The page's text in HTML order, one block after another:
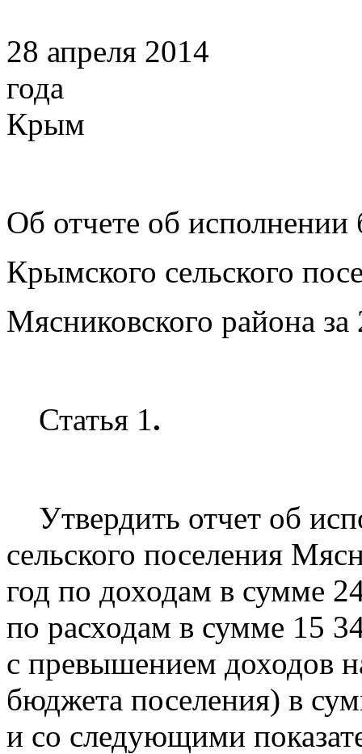
28 апреля 2014
Крым
Об отчете об исполнении
Крымского сельского
Мясниковского района за
Статья 1.
Утвердить отчет об
сельского поселения
год по доходам в сумме
по расходам в сумме 15
с превышением доходов
бюджета поселения) в
и со следующими